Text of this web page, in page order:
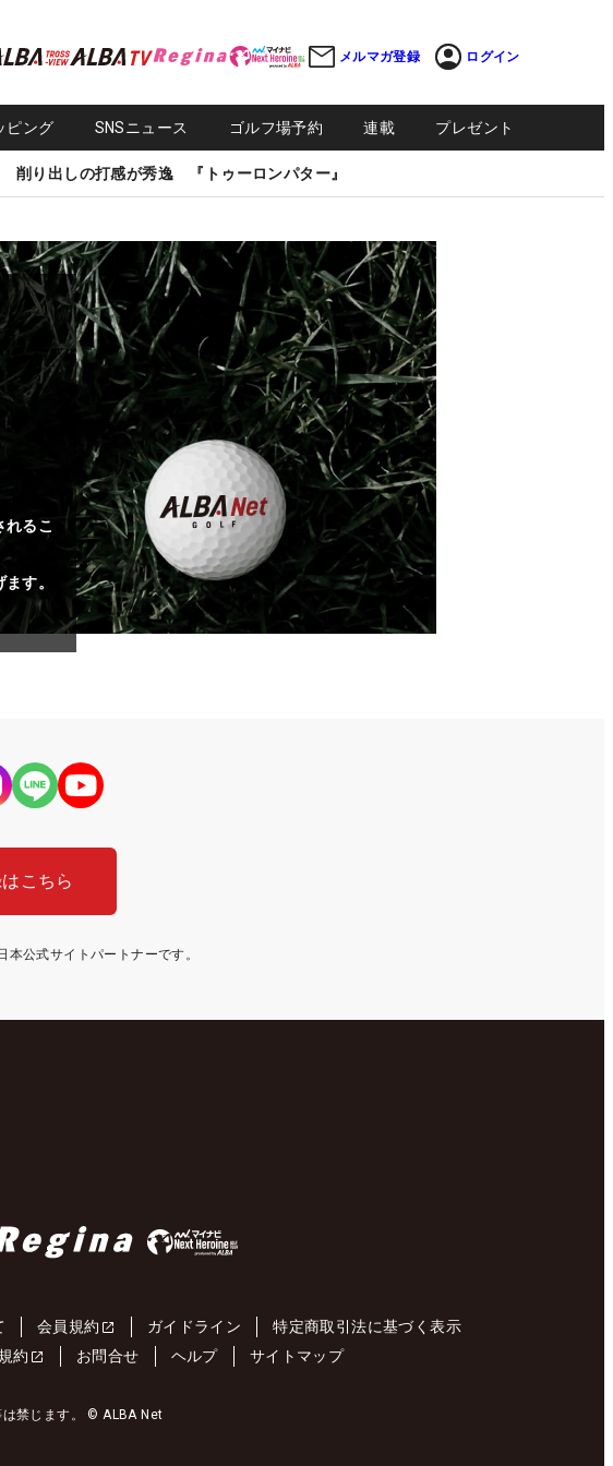
メルマガ登録 ログイン
ピング SNSニュース ゴルフ場予約 連載 プレゼント
削り出しの打感が秀逸 『トゥーロンパター』
るこ
す。
こちら
公式サイトパートナーです。
会員規約 ガイドライン
特定商取引法に基づく表示
約 お問合せ ヘルプ サイトマップ
は禁じます。 © ALBA Net